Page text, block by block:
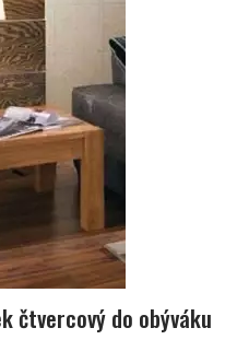
čtvercový do obýváku